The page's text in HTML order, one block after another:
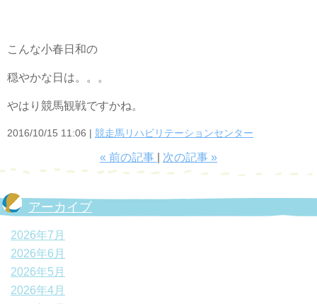
こんな小春日和の
穏やかな日は。。。
やはり競馬観戦ですかね。
2016/10/15 11:06 競走馬リハビリテーションセンター
« 前の記事 次の記事 »
アーカイブ
2026年7月
2026年6月
2026年5月
2026年4月